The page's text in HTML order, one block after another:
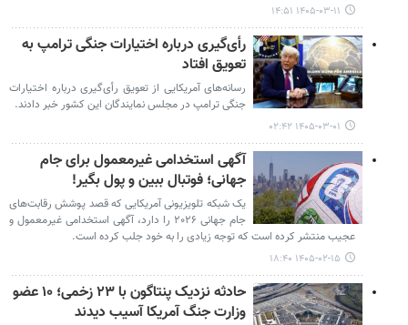
۱۴۰۵-۰۳-۱۱ ۱۴:۵۱
رأی‌گیری درباره اختیارات جنگی ترامپ به
تعویق افتاد
رسانه‌های آمریکایی از تعویق رأی‌گیری درباره اختیارات
جنگی ترامپ در مجلس نمایندگان این کشور خبر دادند.
۱۴۰۵-۰۳-۰۱ ۰۲:۴۲
آگهی استخدامی غیرمعمول برای جام
جهانی؛ فوتبال ببین و پول بگیر!
یک شبکه تلویزیونی آمریکایی که قصد پوشش رقابت‌های
جام جهانی ۲۰۲۶ را دارد، آگهی استخدامی غیرمعمول و
عجیب منتشر کرده است که توجه زیادی را به خود جلب کرده است.
۱۴۰۵-۰۲-۱۵ ۱۸:۴۰
حادثه نزدیک پنتاگون با ۲۳ زخمی؛ ۱۰ عضو
وزارت جنگ آمریکا آسیب دیدند